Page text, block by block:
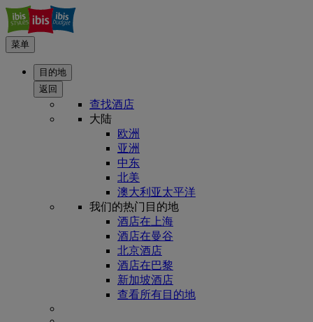
菜单
目的地
返回
查找酒店
大陆
欧洲
亚洲
中东
北美
澳大利亚太平洋
我们的热门目的地
酒店在上海
酒店在曼谷
北京酒店
酒店在巴黎
新加坡酒店
查看所有目的地